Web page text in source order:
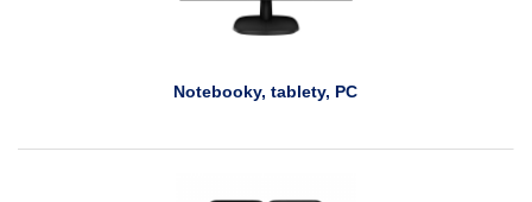
Notebooky, tablety, PC